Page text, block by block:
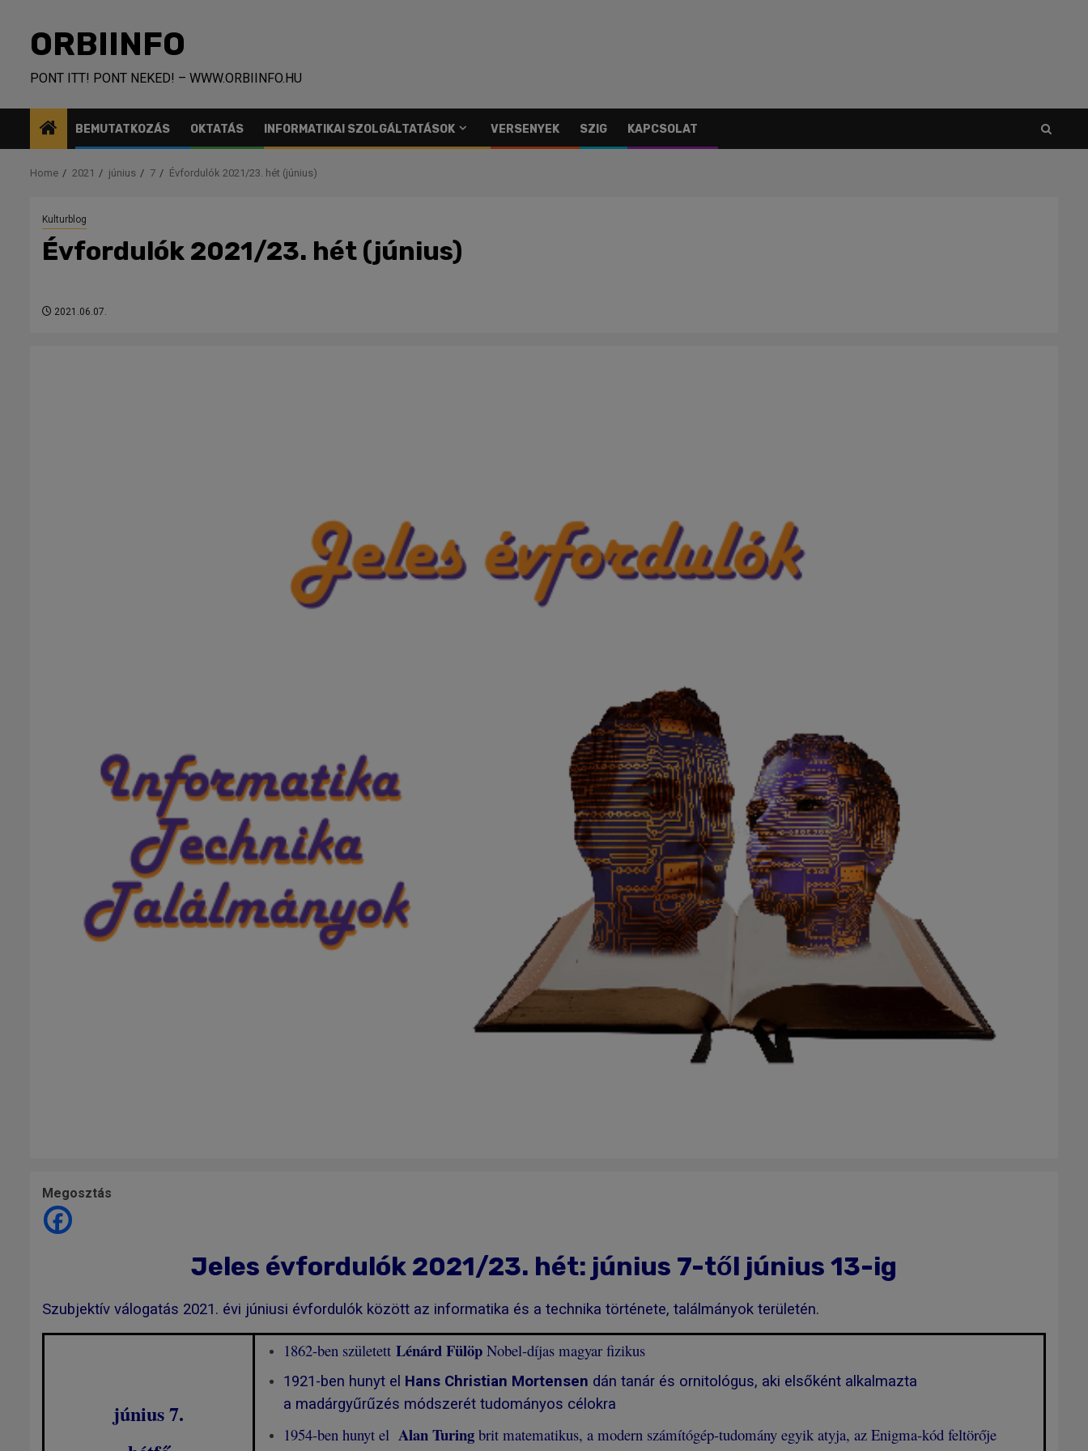
contentORBIINFO
PONT ITT! PONT NEKED! – WWW.ORBIINFO.HU
BEMUTATKOZÁS OKTATÁS INFORMATIKAI SZOLGÁLTATÁSOK VERSENYEK SZIG KAPCSOLAT
Home 2021 június 7 Évfordulók 2021/23. hét (június)
Kulturblog
Évfordulók 2021/23. hét (június)
2021.06.07.
Megosztás
Jeles évfordulók 2021/23. hét: június 7-től június 13-ig
Szubjektív válogatás 2021. évi júniusi évfordulók között az informatika és a technika története, találmányok területén.
június 7.
1862-ben született Lénárd Fülöp Nobel-díjas magyar fizikus
1921-ben hunyt el Hans Christian Mortensen dán tanár és ornitológus, aki elsőként alkalmazta
a madárgyűrűzés módszerét tudományos célokra
1954-ben hunyt el Alan Turing brit matematikus, a modern számítógép-tudomány egyik atyja, az Enigma-kód feltörője